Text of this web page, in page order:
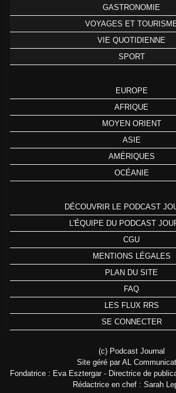
GASTRONOMIE
VOYAGES ET
VIE QUOTIDIENNE
SPORT
EUROPE
AFRIQUE
MOYEN ORIENT
ASIE
AMÉRIQUES
OCÉANIE
DÉCOUVRIR LE PODCAST
L'ÉQUIPE DU PODCAST
CGU
MENTIONS LÉGALES
PLAN DU SITE
FAQ
LES FLUX RRS
SE CONNECTER
(c) Podcast Journal
Site géré par AL
Fondatrice : Eva Esztergar - Directrice de
Rédactrice en chef : Sarah